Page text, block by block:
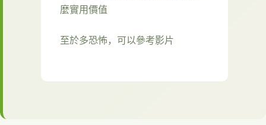
麼實用價值
至於多恐怖，可以參考影片